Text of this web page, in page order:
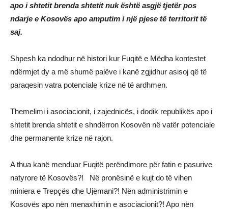
apo i shtetit brenda shtetit nuk është asgjë tjetër pos
ndarje e Kosovës apo amputim i një pjese të territorit të
saj.
Shpesh ka ndodhur në histori kur Fuqitë e Mëdha kontestet
ndërmjet dy a më shumë palëve i kanë zgjidhur asisoj që të
paraqesin vatra potenciale krize në të ardhmen.
Themelimi i asociacionit, i zajednicës, i dodik republikës apo i
shtetit brenda shtetit e shndërron Kosovën në vatër potenciale
dhe permanente krize në rajon.
A thua kanë menduar Fuqitë perëndimore për fatin e pasurive
natyrore të Kosovës?! Në pronësinë e kujt do të vihen
miniera e Trepçës dhe Ujëmani?! Nën administrimin e
Kosovës apo nën menaxhimin e asociacionit?! Apo nën